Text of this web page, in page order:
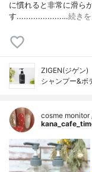
に慣れると非常に滑ら
す...................…続き
ZIGEN(ジゲン)
シャンプー&ボ
cosme monitor